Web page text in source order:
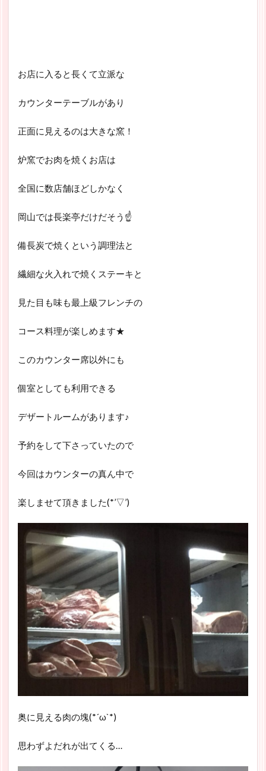
お店に入ると長くて立派な
カウンターテーブルがあり
正面に見えるのは大きな窯！
炉窯でお肉を焼くお店は
全国に数店舗ほどしかなく
岡山では長楽亭だけだそう☝
備長炭で焼くという調理法と
繊細な火入れで焼くステーキと
見た目も味も最上級フレンチの
コース料理が楽しめます★
このカウンター席以外にも
個室としても利用できる
デザートルームがあります♪
予約をして下さっていたので
今回はカウンターの真ん中で
楽しませて頂きました(*’▽’)
奥に見える肉の塊(*´ω`*)
思わずよだれが出てくる…